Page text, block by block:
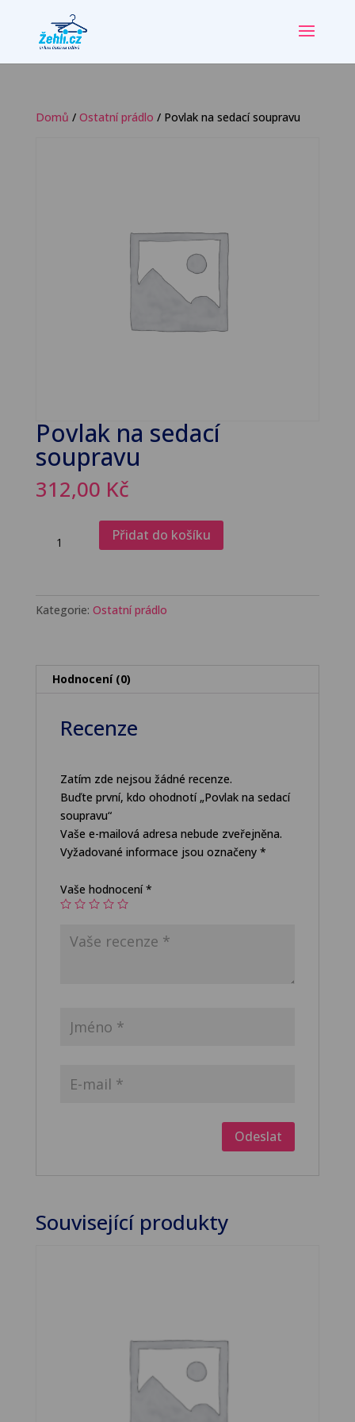
Domů / Ostatní prádlo / Povlak na sedací soupravu
Povlak na sedací
soupravu
312,00 Kč
množství
Přidat do košíku
Kategorie: Ostatní prádlo
Hodnocení (0)
Recenze
Zatím zde nejsou žádné recenze.
Buďte první, kdo ohodnotí „Povlak na sedací
soupravu“
Vaše e-mailová adresa nebude zveřejněna.
Vyžadované informace jsou označeny *
Vaše hodnocení*
Související produkty